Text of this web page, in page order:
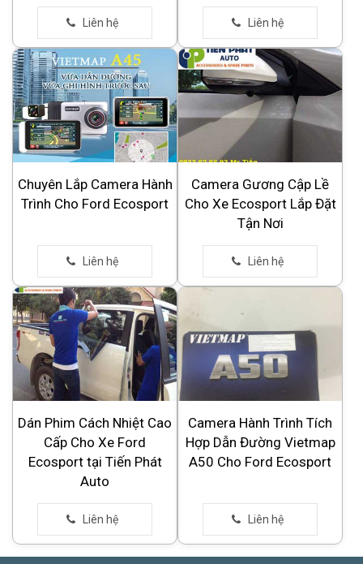
Chuyên Lắp Camera Hành
Trình Cho Ford Ecosport
Camera Gương Cập Lề
Cho Xe Ecosport Lắp Đặt
Tận Nơi
Dán Phim Cách Nhiệt Cao
Cấp Cho Xe Ford
Ecosport tại Tiến Phát
Auto
Camera Hành Trình Tích
Hợp Dẫn Đường Vietmap
A50 Cho Ford Ecosport